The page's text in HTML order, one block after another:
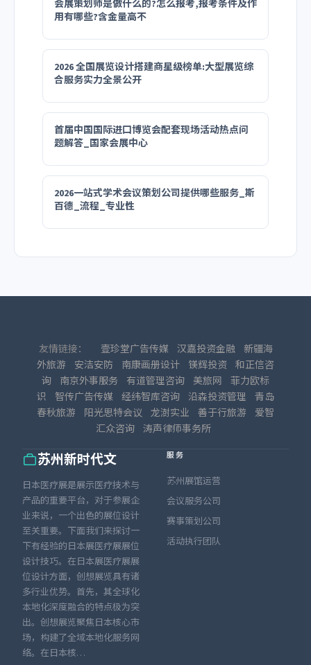
会展策划师是做什么的?怎么报考,报考条件及作
用有哪些?含金量高不
2026 全国展览设计搭建商星级榜单:大型展览综
合服务实力全景公开
首届中国国际进口博览会配套现场活动热点问
题解答_国家会展中心
2026一站式学术会议策划公司提供哪些服务_斯
百德_流程_专业性
友情链接： 壹珍堂广告传媒 汉嘉投资金融
新疆海
外旅游
安洁安防 南康画册设计 镁辉投资 和正信咨
询
南京外事服务 有道管理咨询 美旅网
菲力欧标
识
智传广告传媒 经纬智库咨询 沿森投资管理
青岛
春秋旅游
阳光思特会议 龙澍实业 善于行旅游
爱智
汇众咨询 涛声律师事务所
苏州新时代文
日本医疗展是展示医疗技术与
产品的重要平台，对于参展企
业来说，一个出色的展位设计
至关重要。下面我们来探讨一
下有经验的日本展医疗展展位
设计技巧。在日本展医疗展展
位设计方面，创想展览具有诸
多行业优势。首先，其全球化
本地化深度融合的特点极为突
出。创想展览聚焦日本核心市
场，构建了全域本地化服务网
络。在日本核…
服务
苏州展馆运营
会议服务公司
赛事策划公司
活动执行团队